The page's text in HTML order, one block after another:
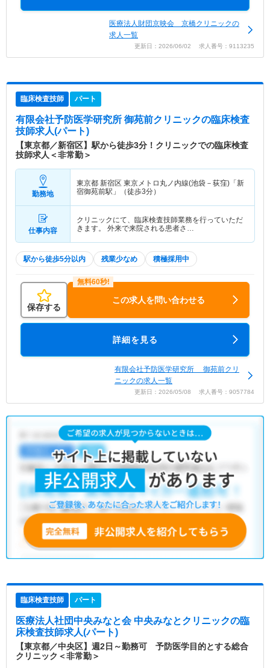
医療法人財団京映会 京橋クリニックの
求人一覧
更新日：2026/06/02 求人番号：9113235
臨床検査技師 パート
有限会社予防医学研究所 御苑前クリニックの臨床検査
技師求人(パート)
【東京都／新宿区】駅から徒歩3分！クリニックでの臨床検査
技師求人＜非常勤＞
勤務地
東京都 新宿区 東京メトロ丸ノ内線(池袋－荻窪)「新
宿御苑前駅」（徒歩3分）
仕事内容
クリニックにて、臨床検査技師業務を行っていただ
きます。 外来で来院される患者さ…
駅から徒歩5分以内 残業少なめ 積極採用中
保存する
この求人を問い合わせる
詳細を見る
有限会社予防医学研究所 御苑前クリ
ニックの求人一覧
更新日：2026/05/08 求人番号：9057784
臨床検査技師 パート
医療法人社団中央みなと会 中央みなとクリニックの臨
床検査技師求人(パート)
【東京都／中央区】週2日～勤務可 予防医学目的とする総合
クリニック＜非常勤＞